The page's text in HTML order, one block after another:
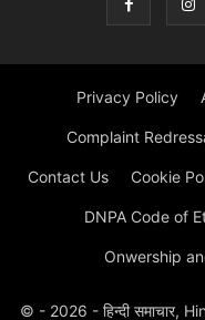
Privacy Policy
Complaint
Contact Us Cookie
DNPA Code of
Onwership
© - 2026 - हिन्दी समाचार,